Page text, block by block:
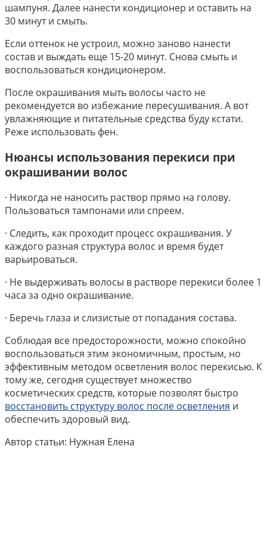
шампуня. Далее нанести кондиционер и оставить на
30 минут и смыть.
Если оттенок не устроил, можно заново нанести
состав и выждать еще 15-20 минут. Снова смыть и
воспользоваться кондиционером.
После окрашивания мыть волосы часто не
рекомендуется во избежание пересушивания. А вот
увлажняющие и питательные средства буду кстати.
Реже использовать фен.
Нюансы использования перекиси при
окрашивании волос
· Никогда не наносить раствор прямо на голову.
Пользоваться тампонами или спреем.
· Следить, как проходит процесс окрашивания. У
каждого разная структура волос и время будет
варьироваться.
· Не выдерживать волосы в растворе перекиси более 1
часа за одно окрашивание.
· Беречь глаза и слизистые от попадания состава.
Соблюдая все предосторожности, можно спокойно
воспользоваться этим экономичным, простым, но
эффективным методом осветления волос перекисью. К
тому же, сегодня существует множество
косметических средств, которые позволят быстро
восстановить структуру волос после осветления и
обеспечить здоровый вид.
Автор статьи: Нужная Елена